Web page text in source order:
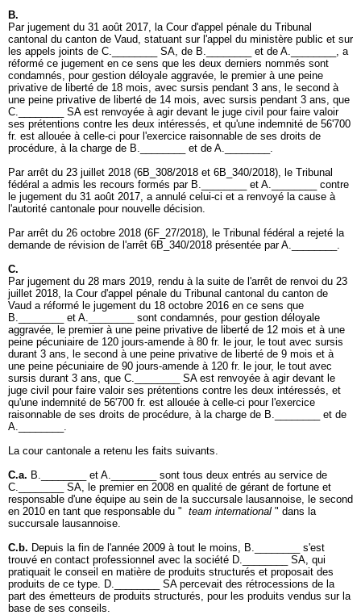
B.
Par jugement du 31 août 2017, la Cour d'appel pénale du Tribunal
cantonal du canton de Vaud, statuant sur l'appel du ministère public et sur
les appels joints de C.________ SA, de B.________ et de A.________, a
réformé ce jugement en ce sens que les deux derniers nommés sont
condamnés, pour gestion déloyale aggravée, le premier à une peine
privative de liberté de 18 mois, avec sursis pendant 3 ans, le second à
une peine privative de liberté de 14 mois, avec sursis pendant 3 ans, que
C.________ SA est renvoyée à agir devant le juge civil pour faire valoir
ses prétentions contre les deux intéressés, et qu'une indemnité de 56'700
fr. est allouée à celle-ci pour l'exercice raisonnable de ses droits de
procédure, à la charge de B.________ et de A.________.
Par arrêt du 23 juillet 2018 (6B_308/2018 et 6B_340/2018), le Tribunal
fédéral a admis les recours formés par B.________ et A.________ contre
le jugement du 31 août 2017, a annulé celui-ci et a renvoyé la cause à
l'autorité cantonale pour nouvelle décision.
Par arrêt du 26 octobre 2018 (6F_27/2018), le Tribunal fédéral a rejeté la
demande de révision de l'arrêt 6B_340/2018 présentée par A.________.
C.
Par jugement du 28 mars 2019, rendu à la suite de l'arrêt de renvoi du 23
juillet 2018, la Cour d'appel pénale du Tribunal cantonal du canton de
Vaud a réformé le jugement du 18 octobre 2016 en ce sens que
B.________ et A.________ sont condamnés, pour gestion déloyale
aggravée, le premier à une peine privative de liberté de 12 mois et à une
peine pécuniaire de 120 jours-amende à 80 fr. le jour, le tout avec sursis
durant 3 ans, le second à une peine privative de liberté de 9 mois et à
une peine pécuniaire de 90 jours-amende à 120 fr. le jour, le tout avec
sursis durant 3 ans, que C.________ SA est renvoyée à agir devant le
juge civil pour faire valoir ses prétentions contre les deux intéressés, et
qu'une indemnité de 56'700 fr. est allouée à celle-ci pour l'exercice
raisonnable de ses droits de procédure, à la charge de B.________ et de
A.________.
La cour cantonale a retenu les faits suivants.
C.a. B.________ et A.________ sont tous deux entrés au service de
C.________ SA, le premier en 2008 en qualité de gérant de fortune et
responsable d'une équipe au sein de la succursale lausannoise, le second
en 2010 en tant que responsable du " team international " dans la
succursale lausannoise.
C.b. Depuis la fin de l'année 2009 à tout le moins, B.________ s'est
trouvé en contact professionnel avec la société D.________ SA, qui
pratiquait le conseil en matière de produits structurés et proposait des
produits de ce type. D.________ SA percevait des rétrocessions de la
part des émetteurs de produits structurés, pour les produits vendus sur la
base de ses conseils.